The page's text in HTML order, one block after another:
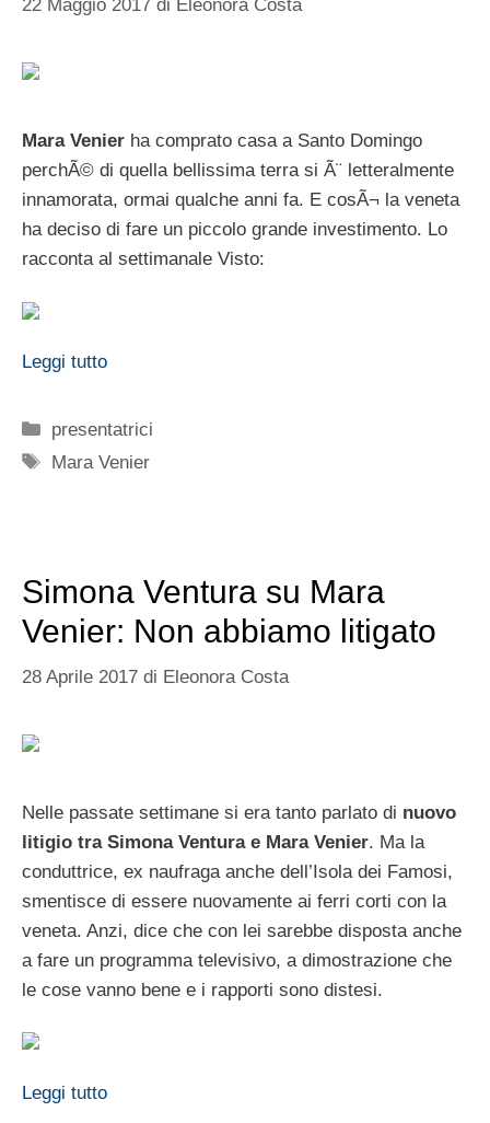
22 Maggio 2017 di Eleonora Costa
Mara Venier ha comprato casa a Santo Domingo
perchÃ© di quella bellissima terra si Ã¨ letteralmente
innamorata, ormai qualche anni fa. E cosÃ¬ la veneta
ha deciso di fare un piccolo grande investimento. Lo
racconta al settimanale Visto:
Leggi tutto
Categorie
presentatrici
Tag
Mara Venier
Simona Ventura su Mara
Venier: Non abbiamo litigato
28 Aprile 2017 di Eleonora Costa
Nelle passate settimane si era tanto parlato di nuovo
litigio tra Simona Ventura e Mara Venier. Ma la
conduttrice, ex naufraga anche dell’Isola dei Famosi,
smentisce di essere nuovamente ai ferri corti con la
veneta. Anzi, dice che con lei sarebbe disposta anche
a fare un programma televisivo, a dimostrazione che
le cose vanno bene e i rapporti sono distesi.
Leggi tutto